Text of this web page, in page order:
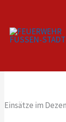
springen
Einsätze im